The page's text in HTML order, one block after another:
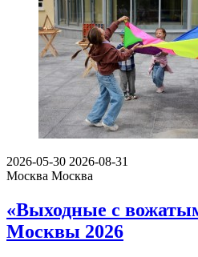
2026-05-30 2026-08-31
Москва Москва
«Выходные с
Москвы 2026